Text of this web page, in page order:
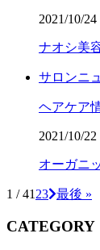
2021/10/24
ナオシ美
サロンニ
ヘアケア
2021/10/22
オーガニ
1 / 41 23 最後 »
CATEGORY